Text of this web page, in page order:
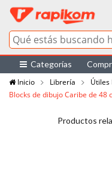
Categorías
Inicio
Librería
Útiles
Blocks de dibujo Caribe de 48
Productos